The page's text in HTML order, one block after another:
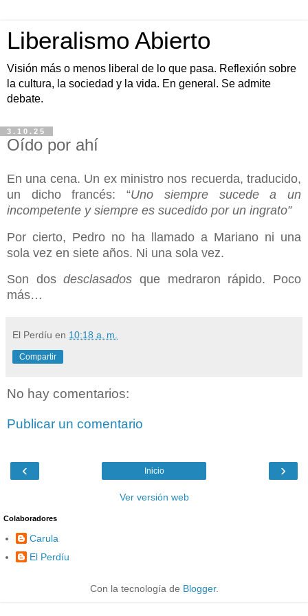
Liberalismo Abierto
Visión más o menos liberal de lo que pasa. Reflexión sobre
la cultura, la sociedad y la vida. En general. Se admite
debate.
3.10.25
Oído por ahí
En una cena. Un ex ministro nos recuerda, traducido,
un dicho francés: “Uno siempre sucede a un
incompetente y siempre es sucedido por un ingrato”
Por cierto, Pedro no ha llamado a Mariano ni una
sola vez en siete años. Ni una sola vez.
Son dosdesclasados que medraron rápido. Poco
más…
El Perdíu en 10:18 a. m.
Compartir
No hay comentarios:
Publicar un comentario
‹ ›
Inicio
Ver versión web
Colaboradores
Carula
El Perdíu
Con la tecnología de Blogger.